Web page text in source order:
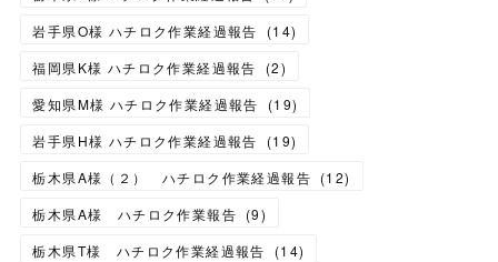
岩手県O様 ハチロク作業経過報告
(14)
福岡県K様 ハチロク作業経過報告
(2)
愛知県M様 ハチロク作業経過報告
(19)
岩手県H様 ハチロク作業経過報告
(19)
栃木県A様（２） ハチロク作業経過報告 (12)
栃木県A様 ハチロク作業報告 (9)
栃木県T様 ハチロク作業経過報告
(14)